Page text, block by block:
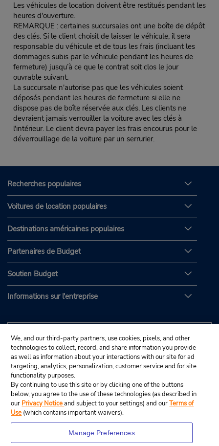
Les véhicules de location doivent être restitués pendant les
heures d'ouverture.
REMARQUE : certaines succursales ont une boîte de dépôt
des clés. Si le client choisit de laisser le véhicule, il sera
responsable du véhicule et de tous les frais (incluant les
dommages subis par le véhicule pendant les heures de
fermeture) jusqu’à ce que le contrat soit clos le jour
ouvrable suivant.
La succursale n'autorise pas que les véhicules soient
déposés pendant les heures de fermeture si elle ne
dispose pas de boîte réservée aux clés. Les clients ne
devraient jamais verrouiller la voiture avec les clés à
l'intérieur. Le client devra payer les frais encourus pour le
déverrouillage de la voiture par un serrurier.
Recherches populaires
Voitures de location populaires
Destinations américaines populaires
Partenaires de Budget
Soutien Budget
Informations sur l'entreprise
We, and our third-party partners, use cookies, pixels, and other
technologies to collect, record, and share information you provide
as well as information about your interactions with our site for ad
targeting, analytics, personalization, customer service and for site
functionality purposes.
By continuing to use this site or by clicking one of the buttons
below, you agree to the use of these technologies (as described in
our Privacy Noticeand subject to your settings) and ourTerms of
Use (which contains important waivers).
Manage Preferences